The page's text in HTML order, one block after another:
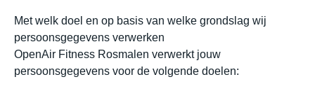
Met welk doel en op basis van welke grondslag wij
persoonsgegevens verwerken
OpenAir Fitness Rosmalen verwerkt jouw
persoonsgegevens voor de volgende doelen: